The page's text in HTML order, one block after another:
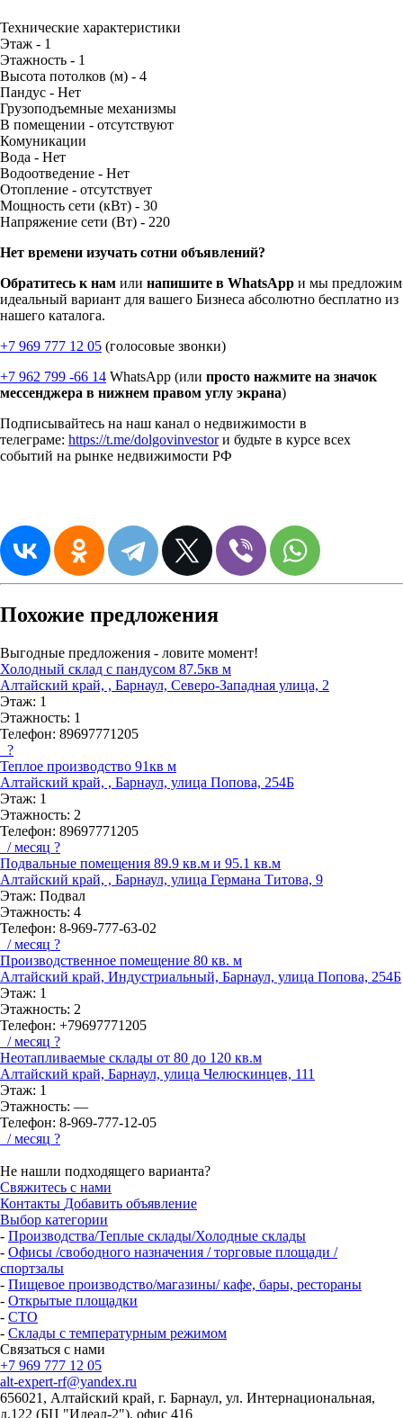
Технические характеристики
Этаж - 1
Этажность - 1
Высота потолков (м) - 4
Пандус - Нет
Грузоподъемные механизмы
В помещении - отсутствуют
Комуникации
Вода - Нет
Водоотведение - Нет
Отопление - отсутствует
Мощность сети (кВт) - 30
Напряжение сети (Вт) - 220
Нет времени изучать сотни объявлений?
Обратитесь к нам или напишите в WhatsApp и мы предложим
идеальный вариант для вашего Бизнеса абсолютно бесплатно из
нашего каталога.
+7 969 777 12 05 (голосовые звонки)
+7 962 799 -66 14 WhatsApp (или просто нажмите на значок
мессенджера в нижнем правом углу экрана)
Подписывайтесь на наш канал о недвижимости в
телеграме: https://t.me/dolgovinvestorи будьте в курсе всех
событий на рынке недвижимости РФ
Похожие предложения
Выгодные предложения - ловите момент!
Холодный склад с пандусом 87.5кв м
Алтайский край, , Барнаул, Северо-Западная улица, 2
Этаж: 1
Этажность: 1
Телефон: 89697771205
?
Теплое производство 91кв м
Алтайский край, , Барнаул, улица Попова, 254Б
Этаж: 1
Этажность: 2
Телефон: 89697771205
/ месяц ?
Подвальные помещения 89.9 кв.м и 95.1 кв.м
Алтайский край, , Барнаул, улица Германа Титова, 9
Этаж: Подвал
Этажность: 4
Телефон: 8-969-777-63-02
/ месяц ?
Производственное помещение 80 кв. м
Алтайский край, Индустриальный, Барнаул, улица Попова, 254Б
Этаж: 1
Этажность: 2
Телефон: +79697771205
/ месяц ?
Неотапливаемые склады от 80 до 120 кв.м
Алтайский край, Барнаул, улица Челюскинцев, 111
Этаж: 1
Этажность: —
Телефон: 8-969-777-12-05
/ месяц ?
Не нашли подходящего варианта?
Свяжитесь с нами
Контакты Добавить объявление
Выбор категории
- Производства/Теплые склады/Холодные склады
- Офисы /свободного назначения / торговые площади /
спортзалы
- Пищевое производство/магазины/ кафе, бары, рестораны
- Открытые площадки
- СТО
- Склады с температурным режимом
Связаться с нами
+7 969 777 12 05
alt-expert-rf@yandex.ru
656021, Алтайский край, г. Барнаул, ул. Интернациональная,
д.122 (БЦ "Идеал-2"), офис 416